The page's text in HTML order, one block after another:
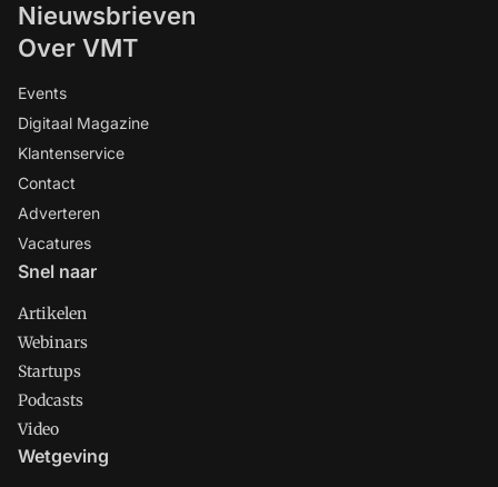
Nieuwsbrieven
Over VMT
Events
Digitaal Magazine
Klantenservice
Contact
Adverteren
Vacatures
Snel naar
Artikelen
Webinars
Startups
Podcasts
Video
Wetgeving